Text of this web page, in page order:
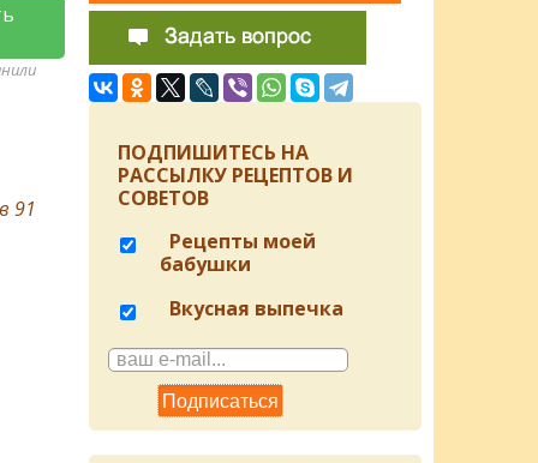
91
ПОДПИШИТЕСЬ НА
РАССЫЛКУ РЕЦЕПТОВ И
СОВЕТОВ
Рецепты моей
бабушки
Вкусная выпечка